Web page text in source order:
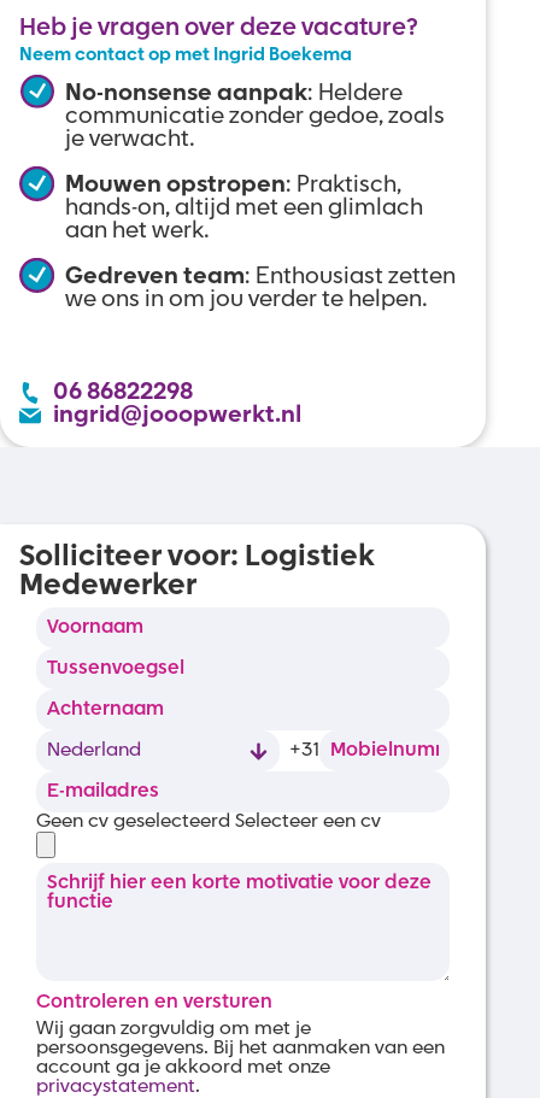
Heb je vragen over deze vacature?
Neem contact op met Ingrid Boekema
No-nonsense aanpak: Heldere
communicatie zonder gedoe, zoals
je verwacht.
Mouwen opstropen: Praktisch,
hands-on, altijd met een glimlach
aan het werk.
Gedreven team: Enthousiast zetten
we ons in om jou verder te helpen.
06 86822298
ingrid@jooopwerkt.nl
Solliciteer voor: Logistiek
Medewerker
+31
Geen cv geselecteerd Selecteer een cv
Controleren en versturen
Wij gaan zorgvuldig om met je
persoonsgegevens. Bij het aanmaken van een
account ga je akkoord met onze
privacystatement.